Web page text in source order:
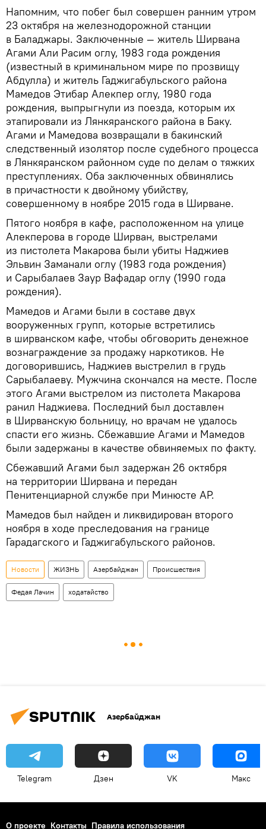
Напомним, что побег был совершен ранним утром
23 октября на железнодорожной станции
в Баладжары. Заключенные — житель Ширвана
Агами Али Расим оглу, 1983 года рождения
(известный в криминальном мире по прозвищу
Абдулла) и житель Гаджигабульского района
Мамедов Этибар Алекпер оглу, 1980 года
рождения, выпрыгнули из поезда, которым их
этапировали из Лянкяранского района в Баку.
Агами и Мамедова возвращали в бакинский
следственный изолятор после судебного процесса
в Лянкяранском районном суде по делам о тяжких
преступлениях. Оба заключенных обвинялись
в причастности к двойному убийству,
совершенному в ноябре 2015 года в Ширване.
Пятого ноября в кафе, расположенном на улице
Алекперова в городе Ширван, выстрелами
из пистолета Макарова были убиты Наджиев
Эльвин Заманали оглу (1983 года рождения)
и Сарыбалаев Заур Вафадар оглу (1990 года
рождения).
Мамедов и Агами были в составе двух
вооруженных групп, которые встретились
в ширванском кафе, чтобы обговорить денежное
вознаграждение за продажу наркотиков. Не
договорившись, Наджиев выстрелил в грудь
Сарыбалаеву. Мужчина скончался на месте. После
этого Агами выстрелом из пистолета Макарова
ранил Наджиева. Последний был доставлен
в Ширванскую больницу, но врачам не удалось
спасти его жизнь. Сбежавшие Агами и Мамедов
были задержаны в качестве обвиняемых по факту.
Сбежавший Агами был задержан 26 октября
на территории Ширвана и передан
Пенитенциарной службе при Минюсте АР.
Мамедов был найден и ликвидирован второго
ноября в ходе преследования на границе
Гарадагского и Гаджигабульского районов.
Новости ЖИЗНЬ Азербайджан Происшествия
Федая Лачин ходатайство
Азербайджан
Telegram Дзен VK Макс
О проекте Контакты Правила использования